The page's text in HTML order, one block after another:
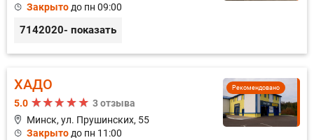
Закрыто до пн 09:00
7142020- показать
Рекомендовано
ХАДО
5.0
3 отзыва
Минск, ул. Прушинских, 55
Закрыто до пн 11:00